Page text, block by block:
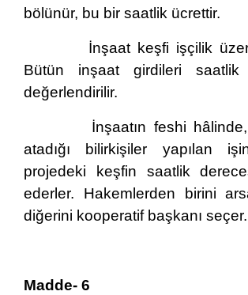
bölünür, bu bir saatlik ücrettir.
İnşaat keşfi işçilik
Bütün inşaat girdileri
değerlendirilir.
İnşaatın feshi hâlinde,
atadığı bilirkişiler yapılan
projedeki keşfin saatlik
ederler. Hakemlerden birini
diğerini kooperatif başkanı seçer.
Madde- 6